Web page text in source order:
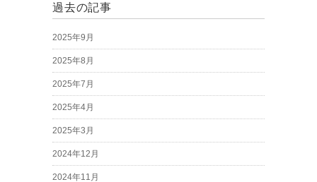
過去の記事
2025年9月
2025年8月
2025年7月
2025年4月
2025年3月
2024年12月
2024年11月